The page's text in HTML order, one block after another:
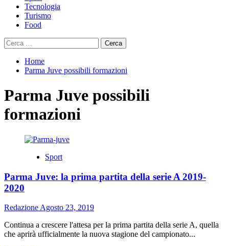
Tecnologia
Turismo
Food
Ricerca
per:
Home
Parma Juve possibili formazioni
Parma Juve possibili
formazioni
Sport
Parma Juve: la prima partita della serie A 2019-
2020
Redazione Agosto 23, 2019
Continua a crescere l'attesa per la prima partita della serie A, quella
che aprirà ufficialmente la nuova stagione del campionato...